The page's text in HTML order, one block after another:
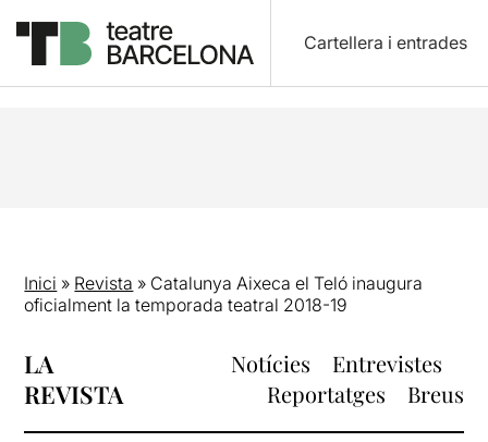
Cartellera i entrades
Inici » Revista » Catalunya Aixeca el Teló inaugura
oficialment la temporada teatral 2018-19
LA
REVISTA
Notícies
Entrevistes
Reportatges
Breus